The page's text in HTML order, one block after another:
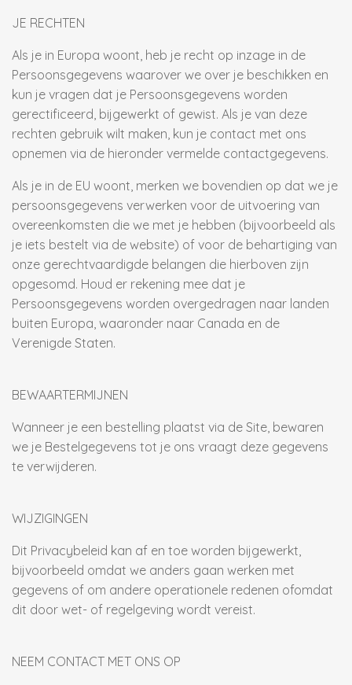
JE RECHTEN
Als je in Europa woont, heb je recht op inzage in de
Persoonsgegevens waarover we over je beschikken en
kun je vragen dat je Persoonsgegevens worden
gerectificeerd, bijgewerkt of gewist. Als je van deze
rechten gebruik wilt maken, kun je contact met ons
opnemen via de hieronder vermelde contactgegevens.
Als je in de EU woont, merken we bovendien op dat we je
persoonsgegevens verwerken voor de uitvoering van
overeenkomsten die we met je hebben (bijvoorbeeld als
je iets bestelt via de website) of voor de behartiging van
onze gerechtvaardigde belangen die hierboven zijn
opgesomd. Houd er rekening mee dat je
Persoonsgegevens worden overgedragen naar landen
buiten Europa, waaronder naar Canada en de
Verenigde Staten.
BEWAARTERMIJNEN
Wanneer je een bestelling plaatst via de Site, bewaren
we je Bestelgegevens tot je ons vraagt deze gegevens
te verwijderen.
WIJZIGINGEN
Dit Privacybeleid kan af en toe worden bijgewerkt,
bijvoorbeeld omdat we anders gaan werken met
gegevens of om andere operationele redenen ofomdat
dit door wet- of regelgeving wordt vereist.
NEEM CONTACT MET ONS OP